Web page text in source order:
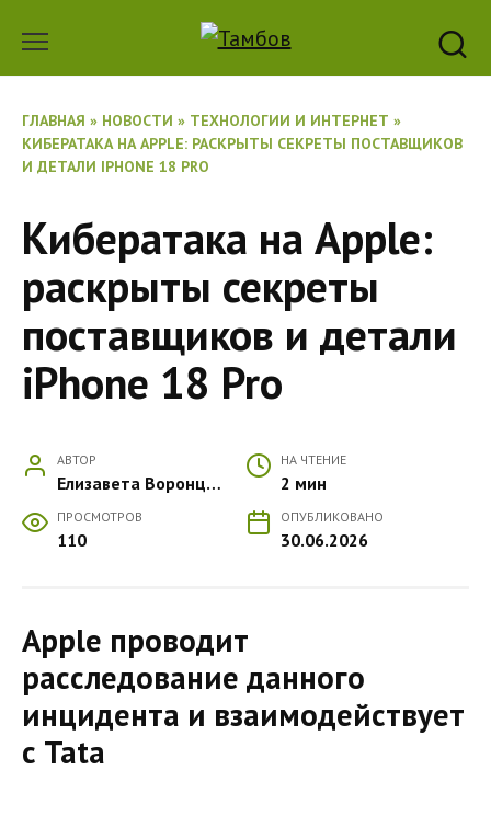
содержанию
ГЛАВНАЯ » НОВОСТИ » ТЕХНОЛОГИИ И ИНТЕРНЕТ »
КИБЕРАТАКА НА APPLE: РАСКРЫТЫ СЕКРЕТЫ ПОСТАВЩИКОВ
И ДЕТАЛИ IPHONE 18 PRO
Кибератака на Apple:
раскрыты секреты
поставщиков и детали
iPhone 18 Pro
АВТОР
Елизавета Воронцова
НА ЧТЕНИЕ
2 мин
ПРОСМОТРОВ
110
ОПУБЛИКОВАНО
30.06.2026
Apple проводит
расследование данного
инцидента и взаимодействует
с Tata